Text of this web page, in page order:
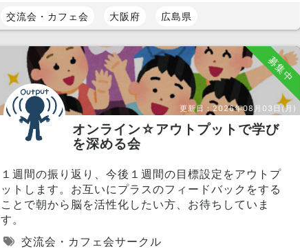
交流会・カフェ会 大阪府 広島県
募集中
更新日： 2026年08月03日(月)
オンライン☆アウトプットで学び
を深める会
１週間の振り返り、今後１週間の目標設定をアウトプ
ットします。お互いにプラスのフィードバックをする
ことで朝から脳を活性化したい方、お待ちしていま
す。
交流会・カフェ会サークル